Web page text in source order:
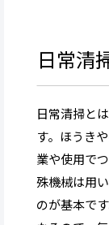
日常清
日常清掃と
す。ほうき
業や使用で
殊機械は用
のが基本で